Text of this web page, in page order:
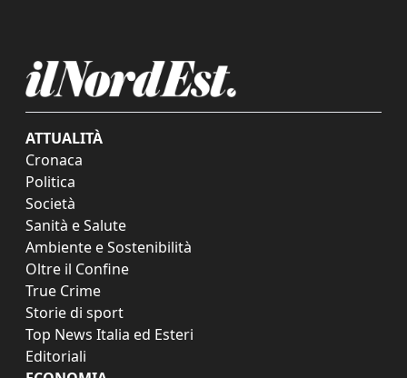
ATTUALITÀ
Cronaca
Politica
Società
Sanità e Salute
Ambiente e Sostenibilità
Oltre il Confine
True Crime
Storie di sport
Top News Italia ed Esteri
Editoriali